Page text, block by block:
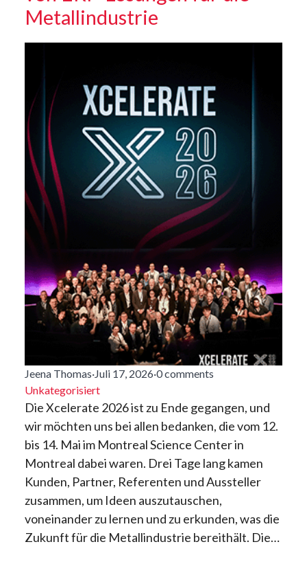
Metallindustrie
Jeena Thomas·Juli 17, 2026·0 comments
Unkategorisiert
Die Xcelerate 2026 ist zu Ende gegangen, und
wir möchten uns bei allen bedanken, die vom 12.
bis 14. Mai im Montreal Science Center in
Montreal dabei waren. Drei Tage lang kamen
Kunden, Partner, Referenten und Aussteller
zusammen, um Ideen auszutauschen,
voneinander zu lernen und zu erkunden, was die
Zukunft für die Metallindustrie bereithält. Die…